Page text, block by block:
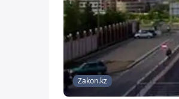
Zakon.kz